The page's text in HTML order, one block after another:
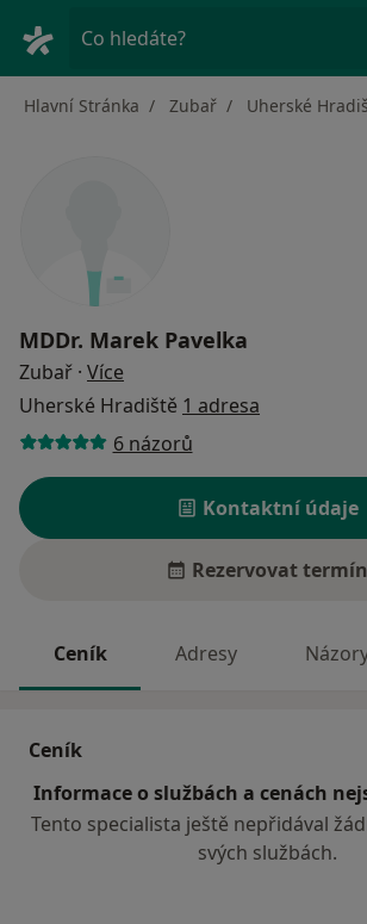
Co hledáte?
Hlavní Stránka Zubař Uherské
MDDr. Marek Pavelka
Zubař · Více
Uherské Hradiště 1 adresa
6 názorů
Kontaktní údaje
Rezervovat termín
Ceník Adresy
Ceník
Informace o službách a cenách
Tento specialista ještě nepřidával
svých službách.